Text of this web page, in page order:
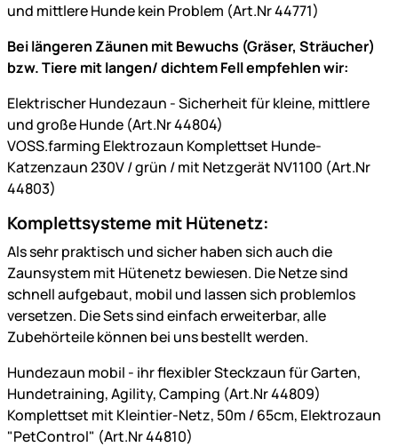
und mittlere Hunde kein Problem (Art.Nr 44771)
Bei längeren Zäunen mit Bewuchs (Gräser, Sträucher)
bzw. Tiere mit langen/ dichtem Fell empfehlen wir:
Elektrischer Hundezaun - Sicherheit für kleine, mittlere
und große Hunde (Art.Nr 44804)
VOSS.farming Elektrozaun Komplettset Hunde-
Katzenzaun 230V / grün / mit Netzgerät NV1100 (Art.Nr
44803)
Komplettsysteme mit Hütenetz:
Als sehr praktisch und sicher haben sich auch die
Zaunsystem mit Hütenetz bewiesen. Die Netze sind
schnell aufgebaut, mobil und lassen sich problemlos
versetzen. Die Sets sind einfach erweiterbar, alle
Zubehörteile können bei uns bestellt werden.
Hundezaun mobil - ihr flexibler Steckzaun für Garten,
Hundetraining, Agility, Camping (Art.Nr 44809)
Komplettset mit Kleintier-Netz, 50m / 65cm, Elektrozaun
"PetControl" (Art.Nr 44810)